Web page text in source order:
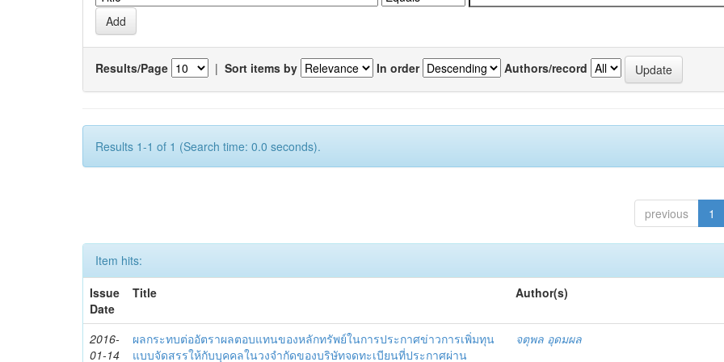
Results/Page | Sort items by In order Authors/record
Results 1-1 of 1 (Search time: 0.0 seconds).
previous 1
Item hits:
Issue
Date
Title Author(s)
2016-
01-14
ผลกระทบต่ออัตราผลตอบแทนของหลักทรัพย์ในการประกาศข่าวการเพิ่มทุน
แบบจัดสรรให้กับบุคคลในวงจำกัดของบริษัทจดทะเบียนที่ประกาศผ่าน
จตุพล อุดมผล